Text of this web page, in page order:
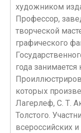
художником
Профессор,
творческой
графического
года
которых
Лагерлеф, С. Т.
Толстого.
всероссийских